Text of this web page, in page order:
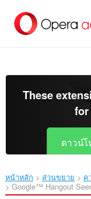
These
ดาวน์โ
หน้าหลัก ส่วนขยาย
ค
Google™ Hangout